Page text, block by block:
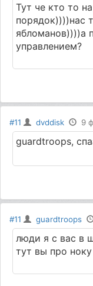
Тут че кто то
порядок))))нас
ябломанов))))а
управлением?
#11 dvddisk 9
guardtroops,
#11 guardtroops
люди я с вас в
тут вы про ноку